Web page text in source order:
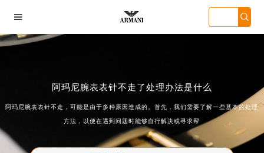

万菱汇店 天津金融中心店
阿玛尼腕表表针不走了处理办法是什么
阿玛尼腕表表针不走，可能是由于多种原因造成的。首先，我们需要了解一些基本的处理
方法，以便在遇到问题时能够自行解决或寻求帮